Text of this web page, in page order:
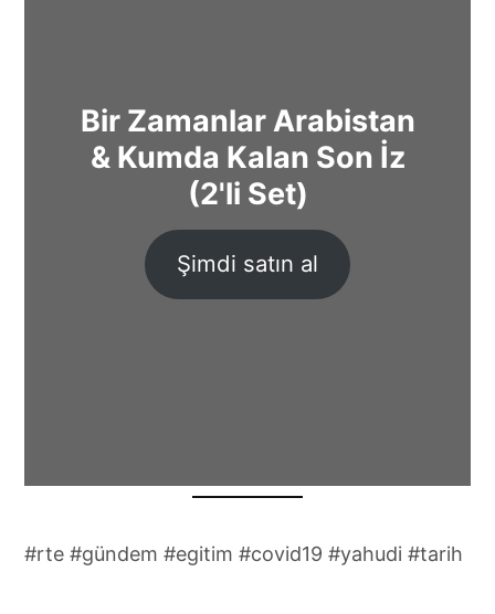
Bir Zamanlar Arabistan
& Kumda Kalan Son İz
(2'li Set)
Şimdi satın al
#rte #gündem #egitim #covid19 #yahudi #tarih